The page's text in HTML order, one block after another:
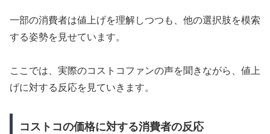
一部の消費者は値上げを理解しつつも、他の選択肢を模索
する姿勢を見せています。
ここでは、実際のコストコファンの声を聞きながら、値上
げに対する反応を見ていきます。
コストコの価格に対する消費者の反応